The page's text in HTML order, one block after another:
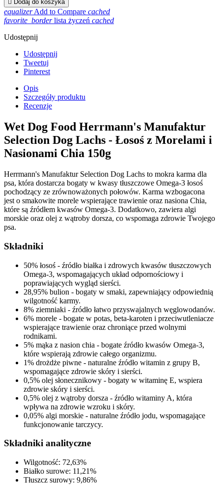
 Dodaj do koszyka
equalizer Add to Compare cached
favorite_border lista życzeń cached
Udostępnij
Udostępnij
Tweetuj
Pinterest
Opis
Szczegóły produktu
Recenzje
Wet Dog Food Herrmann's Manufaktur
Selection Dog Lachs - Łosoś z Morelami i
Nasionami Chia 150g
Herrmann's Manufaktur Selection Dog Lachs to mokra karma dla
psa, która dostarcza bogaty w kwasy tłuszczowe Omega-3 łosoś
pochodzący ze zrównoważonych połowów. Karma wzbogacona
jest o smakowite morele wspierające trawienie oraz nasiona Chia,
które są źródłem kwasów Omega-3. Dodatkowo, zawiera algi
morskie oraz olej z wątroby dorsza, co wspomaga zdrowie Twojego
psa.
Składniki
50% łosoś - źródło białka i zdrowych kwasów tłuszczowych
Omega-3, wspomagających układ odpornościowy i
poprawiających wygląd sierści.
28,95% bulion - bogaty w smaki, zapewniający odpowiednią
wilgotność karmy.
8% ziemniaki - źródło łatwo przyswajalnych węglowodanów.
6% morele - bogate w potas, beta-karoten i przeciwutleniacze
wspierające trawienie oraz chroniące przed wolnymi
rodnikami.
5% mąka z nasion chia - bogate źródło kwasów Omega-3,
które wspierają zdrowie całego organizmu.
1% drożdże piwne - naturalne źródło witamin z grupy B,
wspomagające zdrowie skóry i sierści.
0,5% olej słonecznikowy - bogaty w witaminę E, wspiera
zdrowie skóry i sierści.
0,5% olej z wątroby dorsza - źródło witaminy A, która
wpływa na zdrowie wzroku i skóry.
0,05% algi morskie - naturalne źródło jodu, wspomagające
funkcjonowanie tarczycy.
Składniki analityczne
Wilgotność: 72,63%
Białko surowe: 11,21%
Tłuszcz surowy: 9,86%